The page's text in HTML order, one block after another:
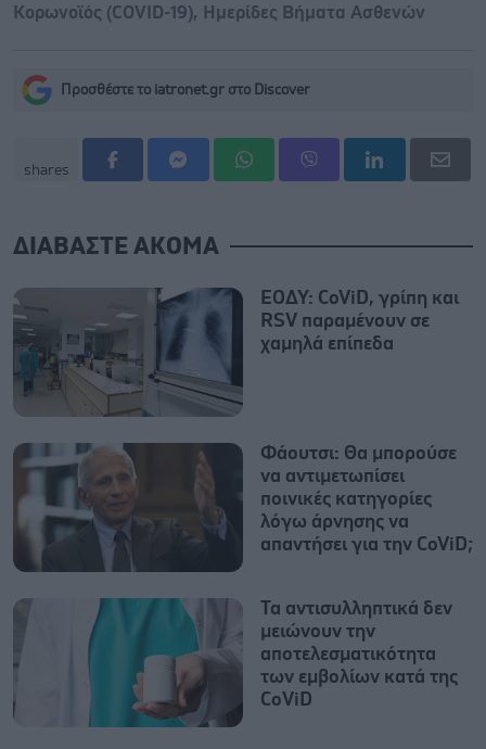
Κορωνοϊός (COVID-19), Ημερίδες Βήματα Ασθενών
Προσθέστε το iatronet.gr στο Discover
shares
ΔΙΑΒΑΣΤΕ ΑΚΟΜΑ
ΕΟΔΥ: CoViD, γρίπη και
RSV παραμένουν σε
χαμηλά επίπεδα
Φάουτσι: Θα μπορούσε
να αντιμετωπίσει
ποινικές κατηγορίες
λόγω άρνησης να
απαντήσει για την CoViD;
Τα αντισυλληπτικά δεν
μειώνουν την
αποτελεσματικότητα
των εμβολίων κατά της
CοViD